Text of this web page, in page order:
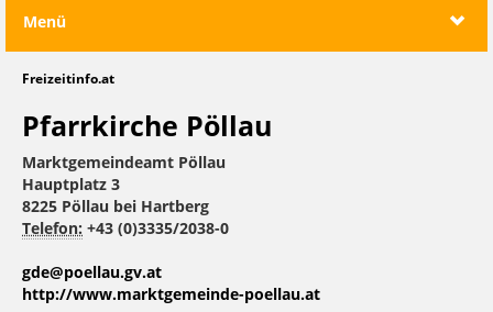
Menü
Freizeitinfo.at
Pfarrkirche Pöllau
Marktgemeindeamt Pöllau
Hauptplatz 3
8225 Pöllau bei Hartberg
Telefon: +43 (0)3335/2038-0
gde@poellau.gv.at
http://www.marktgemeinde-poellau.at